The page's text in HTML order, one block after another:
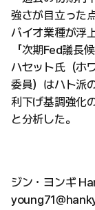
強さが目立った
バイオ業種が浮
「次期Fed議長
ハセット氏（ホ
委員）はハト派
利下げ基調強化
と分析した。
ジン・ヨンギ